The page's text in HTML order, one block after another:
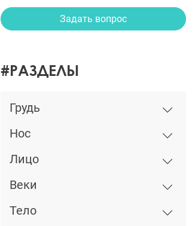
Задать вопрос
#РАЗДЕЛЫ
Грудь
Нос
Лицо
Веки
Тело